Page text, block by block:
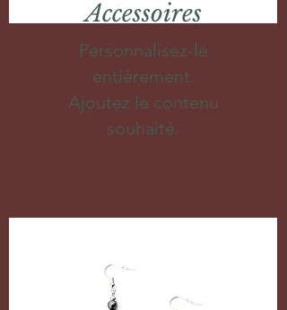
Accessoires
Personnalisez-le
entièrement.
Ajoutez le contenu
souhaité.